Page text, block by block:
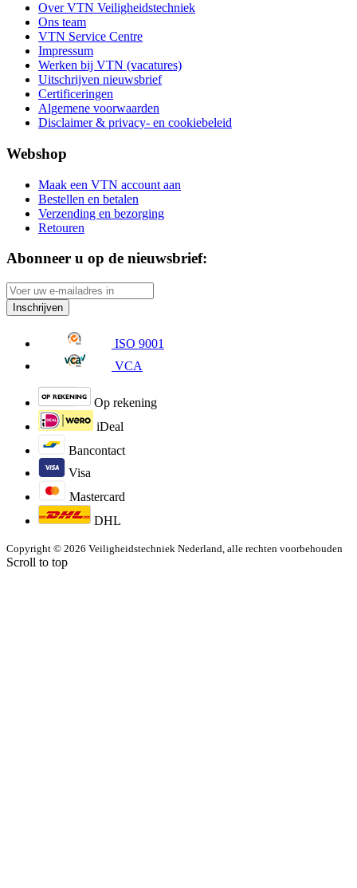
Over VTN Veiligheidstechniek
Ons team
VTN Service Centre
Impressum
Werken bij VTN (vacatures)
Uitschrijven nieuwsbrief
Certificeringen
Algemene voorwaarden
Disclaimer & privacy- en cookiebeleid
Webshop
Maak een VTN account aan
Bestellen en betalen
Verzending en bezorging
Retouren
Abonneer u op de nieuwsbrief:
Inschrijven
ISO 9001
VCA
Op rekening
iDeal
Bancontact
Visa
Mastercard
DHL
Copyright © 2026 Veiligheidstechniek Nederland, alle rechten voorbehouden
Scroll to top